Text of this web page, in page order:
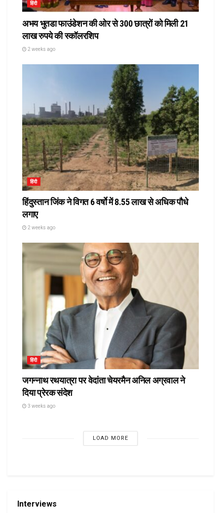
हिंदी
अभय भुतडा फाउंडेशन की ओर से 300 छात्रों को मिली 21
लाख रुपये की स्कॉलरशिप
2 weeks ago
हिंदी
हिंदुस्तान जिंक ने विगत 6 वर्षाे में 8.55 लाख से अधिक पौधे
लगाए
2 weeks ago
हिंदी
जगन्नाथ रथयात्रा पर वेदांता चेयरमैन अनिल अग्रवाल ने
दिया प्रेरक संदेश
3 weeks ago
LOAD MORE
Interviews